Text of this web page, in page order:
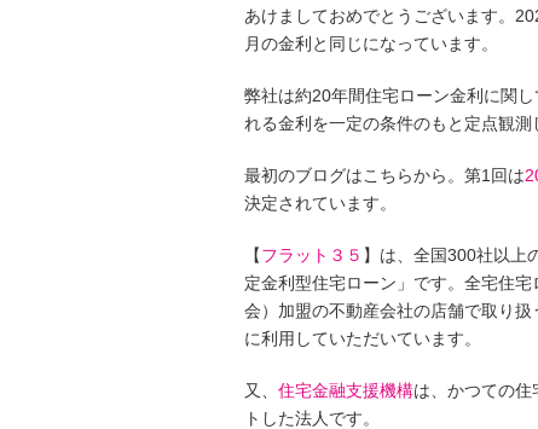
あけましておめでとうございます。
月の金利と同じになっています。
弊社は約20年間住宅ローン金利に関し
れる金利を一定の条件のもと定点観測
最初のブログはこちらから。第1回は
決定されています。
【フラット３５ 】は、全国300社以上
定金利型住宅ローン」です。全宅住宅
会）加盟の不動産会社の店舗で取り
に利用していただいています。
又、 住宅金融支援機構は、かつての
トした法人です。